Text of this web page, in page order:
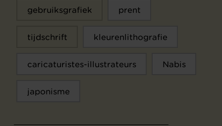
gebruiksgrafiek prent
tijdschrift kleurenlithografie
caricaturistes-illustrateurs Nabis
japonisme